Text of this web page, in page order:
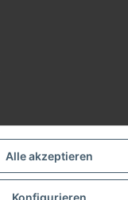
Alle akzeptieren
Konfigurieren